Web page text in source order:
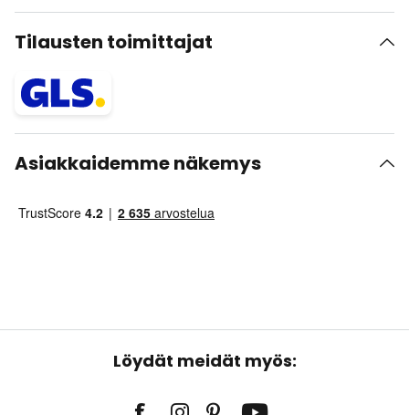
Tilausten toimittajat
Asiakkaidemme näkemys
Löydät meidät myös: